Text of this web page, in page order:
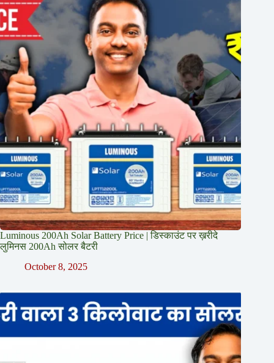
Luminous 200Ah Solar Battery Price​ | डिस्काउंट पर ख़रीदे
लुमिनस 200Ah सोलर बैटरी
October 8, 2025